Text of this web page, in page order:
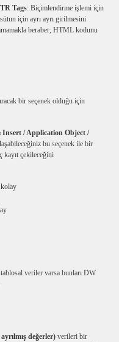
Tags: Biçimlendirme işlemi için
için ayrı ayrı girilmesini
beraber, HTML kodunu
bir seçenek olduğu için
Insert / Application Object /
bu seçenek ile bir
kayıt çekileceğini
veriler varsa bunları DW
değerler) verileri bir